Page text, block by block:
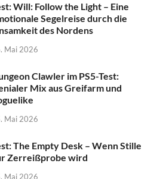
Will: Follow the Light – Eine
Segelreise durch die
des Nordens
Mai 2026
Clawler im PS5-Test:
Mix aus Greifarm und
Mai 2026
The Empty Desk – Wenn Stille
Zerreißprobe wird
Mai 2026